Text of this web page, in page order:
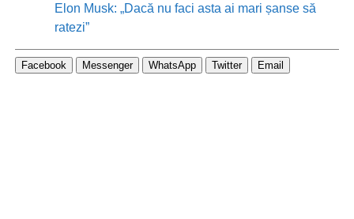
Elon Musk: „Dacă nu faci asta ai mari șanse să
ratezi”
Facebook Messenger WhatsApp Twitter Email